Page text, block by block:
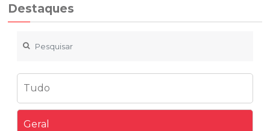
Destaques
Tudo
Geral